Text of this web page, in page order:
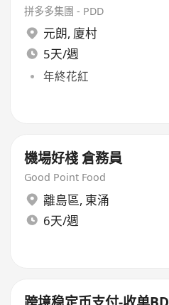
拼多多集團 - PDD
元朗, 廈村
5天/週
年終花紅
機場好棧 倉務員
Good Point Food
離島區, 東涌
6天/週